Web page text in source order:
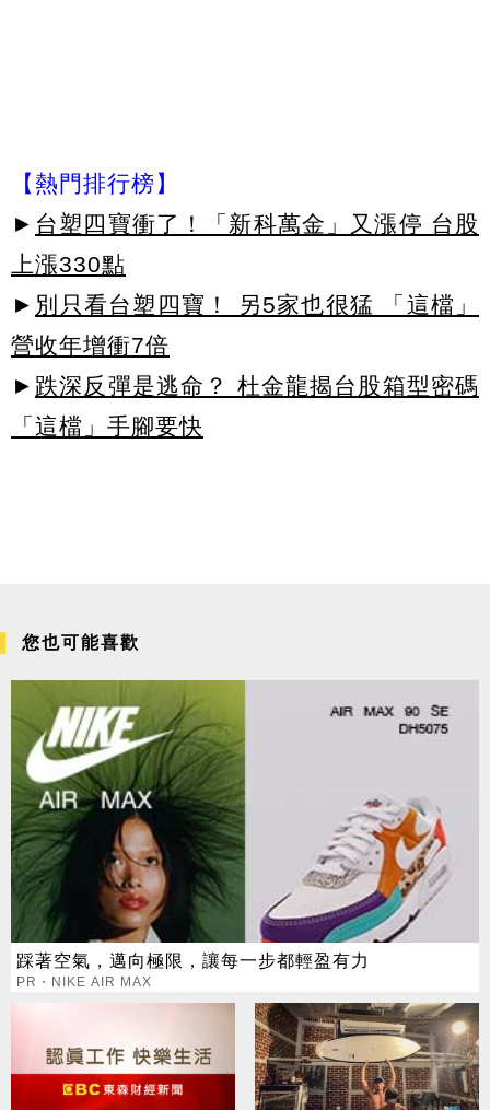
【熱門排行榜】
► 台塑四寶衝了！「新科萬金」又漲停 台股
上漲330點
► 別只看台塑四寶！ 另5家也很猛 「這檔」
營收年增衝7倍
► 跌深反彈是逃命？ 杜金龍揭台股箱型密碼
「這檔」手腳要快
您也可能喜歡
踩著空氣，邁向極限，讓每一步都輕盈有力
PR・NIKE AIR MAX